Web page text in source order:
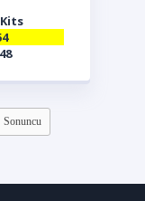
Sonuncu